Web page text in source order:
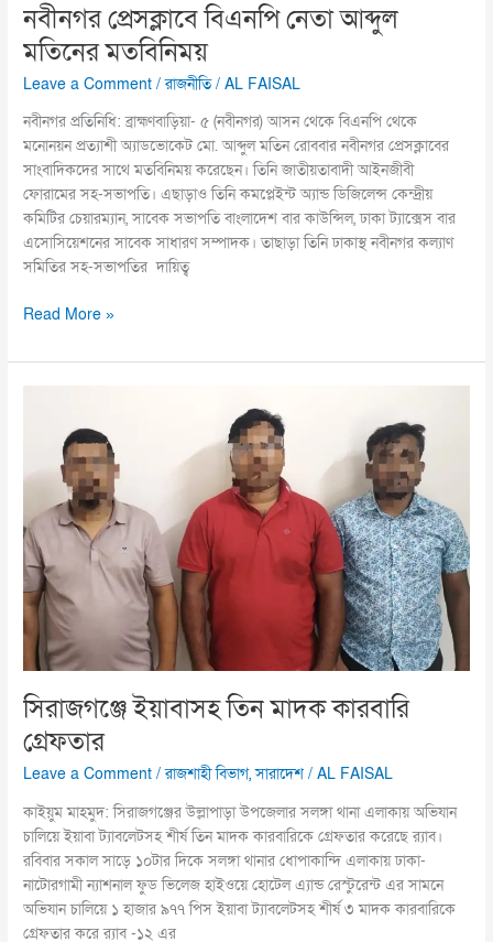
নবীনগর প্রেসক্লাবে বিএনপি নেতা আব্দুল
মতিনের মতবিনিময়
Leave a Comment /রাজনীতি/AL FAISAL
নবীনগর প্রতিনিধি: ব্রাহ্মণবাড়িয়া- ৫ (নবীনগর) আসন থেকে বিএনপি থেকে
মনোনয়ন প্রত্যাশী অ্যাডভোকেট মো. আব্দুল মতিন রোববার নবীনগর প্রেসক্লাবের
সাংবাদিকদের সাথে মতবিনিময় করেছেন। তিনি জাতীয়তাবাদী আইনজীবী
ফোরামের সহ-সভাপতি। এছাড়াও তিনি কমপ্লেইন্ট অ্যান্ড ডিজিলেন্স কেন্দ্রীয়
কমিটির চেয়ারম্যান, সাবেক সভাপতি বাংলাদেশ বার কাউন্সিল, ঢাকা ট্যাক্সেস বার
এসোসিয়েশনের সাবেক সাধারণ সম্পাদক। তাছাড়া তিনি ঢাকাস্থ নবীনগর কল্যাণ
সমিতির সহ-সভাপতির দায়িত্ব
Read More »
সিরাজগঞ্জে ইয়াবাসহ তিন মাদক কারবারি
গ্রেফতার
Leave a Comment /রাজশাহী বিভাগ,সারাদেশ /AL FAISAL
কাইয়ুম মাহমুদ: সিরাজগঞ্জের উল্লাপাড়া উপজেলার সলঙ্গা থানা এলাকায় অভিযান
চালিয়ে ইয়াবা ট্যাবলেটসহ শীর্ষ তিন মাদক কারবারিকে গ্রেফতার করেছে র‌্যাব।
রবিবার সকাল সাড়ে ১০টার দিকে সলঙ্গা থানার ধোপাকান্দি এলাকায় ঢাকা-
নাটোরগামী ন্যাশনাল ফুড ভিলেজ হাইওয়ে হোটেল এ্যান্ড রেস্টুরেন্ট এর সামনে
অভিযান চালিয়ে ১ হাজার ৯৭৭ পিস ইয়াবা ট্যাবলেটসহ শীর্ষ ৩ মাদক কারবারিকে
গ্রেফতার করে র‌্যাব -১২ এর
গ্রেফতার